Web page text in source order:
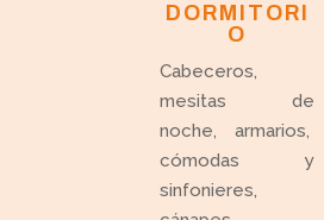
DORMITORI
O
Cabeceros,
mesitas de
noche, armarios,
cómodas y
sinfonieres,